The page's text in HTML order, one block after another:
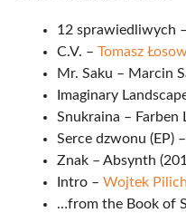
12 sprawiedliwych –
C.V. – Tomasz
Mr. Saku – Marcin
Imaginary
Snukraina – Farben
Serce dzwonu (EP)
Znak – Absynth
Intro – Wojtek
…from the Book of